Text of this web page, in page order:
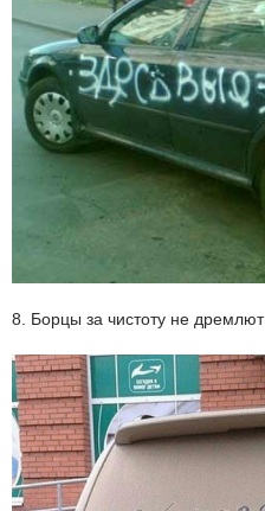
8. Борцы за чистоту не дремлют